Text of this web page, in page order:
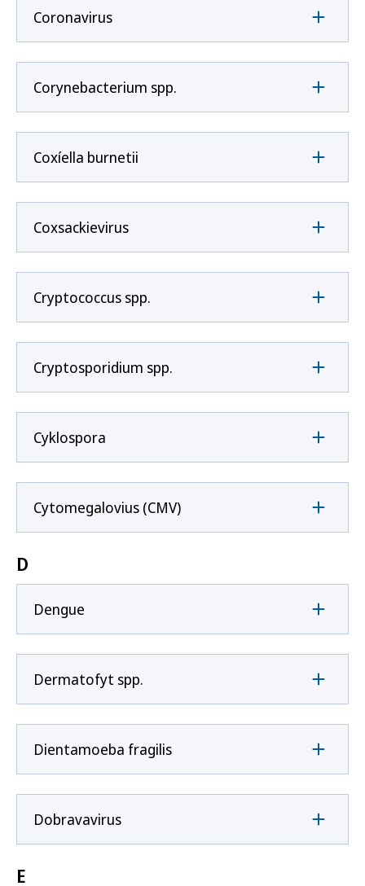
Coronavirus
Corynebacterium spp.
Coxíella burnetii
Coxsackievirus
Cryptococcus spp.
Cryptosporidium spp.
Cyklospora
Cytomegalovius (CMV)
D
Dengue
Dermatofyt spp.
Dientamoeba fragilis
Dobravavirus
E